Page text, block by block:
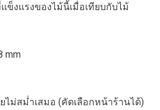
งแรงของไม้นี้เมื่อเทียบกับไม้
mm
ไม่สม่ำเสมอ (คัดเลือกหน้าร้านได้)